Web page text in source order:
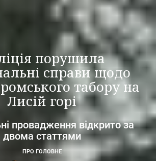
порушила
справи щодо
табору на
Лисій горі
провадження відкрито за
двома статтями
ПРО ГОЛОВНЕ